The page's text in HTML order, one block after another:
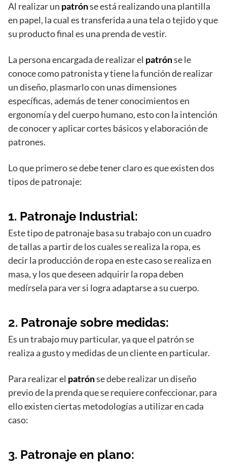
Al realizar un patrónse está realizando una plantilla
en papel, la cual es transferida a una tela o tejido y que
su producto final es una prenda de vestir.
La persona encargada de realizar el patrónse le
conoce como patronista y tiene la función de realizar
un diseño, plasmarlo con unas dimensiones
específicas, además de tener conocimientos en
ergonomía y del cuerpo humano, esto con la intención
de conocer y aplicar cortes básicos y elaboración de
patrones.
Lo que primero se debe tener claro es que existen dos
tipos de patronaje:
1. Patronaje Industrial:
Este tipo de patronaje basa su trabajo con un cuadro
de tallas a partir de los cuales se realiza la ropa, es
decir la producción de ropa en este caso se realiza en
masa, y los que deseen adquirir la ropa deben
medírsela para ver si logra adaptarse a su cuerpo.
2. Patronaje sobre medidas:
Es un trabajo muy particular, ya que el patrón se
realiza a gusto y medidas de un cliente en particular.
Para realizar el patrónse debe realizar un diseño
previo de la prenda que se requiere confeccionar, para
ello existen ciertas metodologías a utilizar en cada
caso:
3. Patronaje en plano: